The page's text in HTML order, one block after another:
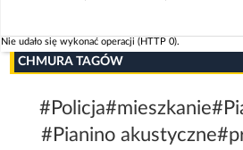
Nie udało się wykonać operacji (HTTP 0).
CHMURA TAGÓW
#Policja#mieszkanie
#Pianino akustyczne